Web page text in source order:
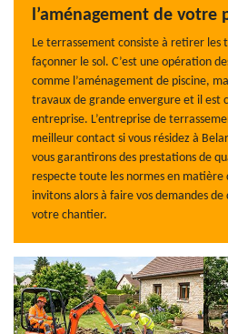
l’aménagement de votre
Le terrassement consiste à retirer les
façonner le sol. C’est une opération
comme l’aménagement de piscine,
travaux de grande envergure et il est
entreprise. L’entreprise de
meilleur contact si vous résidez à
vous garantirons des prestations de
respecte toute les normes en matière
invitons alors à faire vos demandes
votre chantier.